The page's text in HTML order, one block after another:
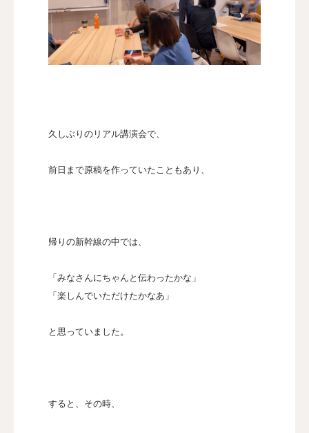
久しぶりのリアル講演会で、
前日まで原稿を作っていたこともあり、
帰りの新幹線の中では、
「みなさんにちゃんと伝わったかな」
「楽しんでいただけたかなあ」
と思っていました。
すると、その時、